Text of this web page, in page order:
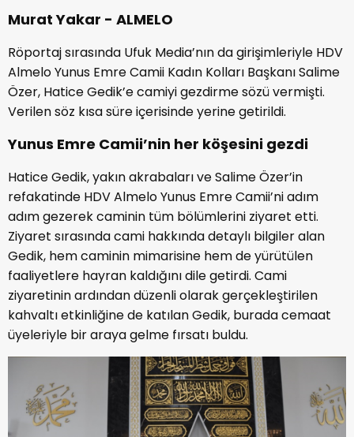
Murat Yakar - ALMELO
Röportaj sırasında Ufuk Media’nın da girişimleriyle HDV
Almelo Yunus Emre Camii Kadın Kolları Başkanı Salime
Özer, Hatice Gedik’e camiyi gezdirme sözü vermişti.
Verilen söz kısa süre içerisinde yerine getirildi.
Yunus Emre Camii’nin her köşesini gezdi
Hatice Gedik, yakın akrabaları ve Salime Özer’in
refakatinde HDV Almelo Yunus Emre Camii’ni adım
adım gezerek caminin tüm bölümlerini ziyaret etti.
Ziyaret sırasında cami hakkında detaylı bilgiler alan
Gedik, hem caminin mimarisine hem de yürütülen
faaliyetlere hayran kaldığını dile getirdi. Cami
ziyaretinin ardından düzenli olarak gerçekleştirilen
kahvaltı etkinliğine de katılan Gedik, burada cemaat
üyeleriyle bir araya gelme fırsatı buldu.